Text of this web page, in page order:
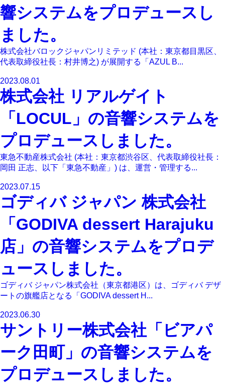
響システムをプロデュースし
ました。
株式会社バロックジャパンリミテッド (本社：東京都目黒区、
代表取締役社長：村井博之) が展開する「AZUL B...
2023.08.01
株式会社 リアルゲイト
「LOCUL」の音響システムを
プロデュースしました。
東急不動産株式会社 (本社：東京都渋谷区、代表取締役社長：
岡田 正志、以下「東急不動産」) は、運営・管理する...
2023.07.15
ゴディバ ジャパン 株式会社
「GODIVA dessert Harajuku
店」の音響システムをプロデ
ュースしました。
ゴディバ ジャパン株式会社（東京都港区）は、ゴディバ デザ
ートの旗艦店となる「GODIVA dessert H...
2023.06.30
サントリー株式会社「ビアパ
ーク田町」の音響システムを
プロデュースしました。